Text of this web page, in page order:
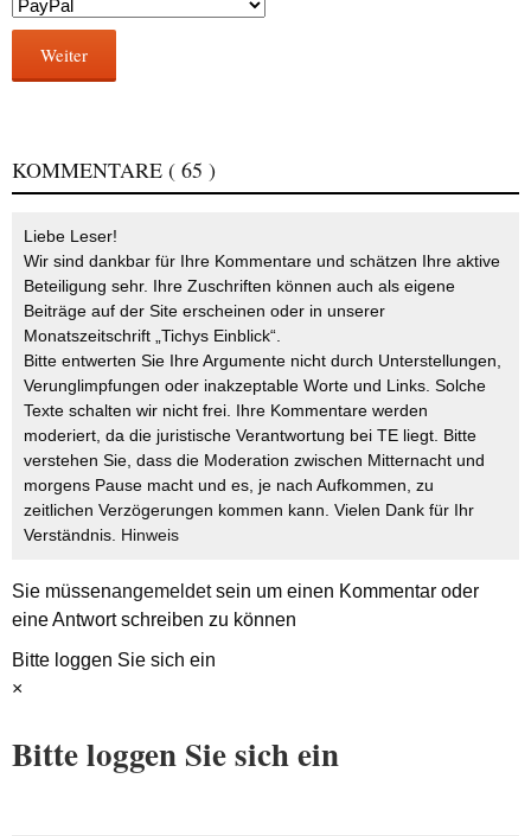
Weiter
KOMMENTARE ( 65 )
Liebe Leser!
Wir sind dankbar für Ihre Kommentare und schätzen Ihre aktive
Beteiligung sehr. Ihre Zuschriften können auch als eigene
Beiträge auf der Site erscheinen oder in unserer
Monatszeitschrift „Tichys Einblick“.
Bitte entwerten Sie Ihre Argumente nicht durch Unterstellungen,
Verunglimpfungen oder inakzeptable Worte und Links. Solche
Texte schalten wir nicht frei. Ihre Kommentare werden
moderiert, da die juristische Verantwortung bei TE liegt. Bitte
verstehen Sie, dass die Moderation zwischen Mitternacht und
morgens Pause macht und es, je nach Aufkommen, zu
zeitlichen Verzögerungen kommen kann. Vielen Dank für Ihr
Verständnis. Hinweis
Sie müssenangemeldetsein um einen Kommentar oder
eine Antwort schreiben zu können
Bitte loggen Sie sich ein
×
Bitte loggen Sie sich ein